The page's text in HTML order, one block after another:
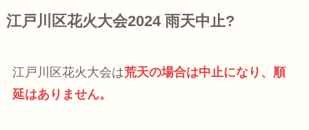
江戸川区花火大会2024 雨天中止?
江戸川区花火大会は荒天の場合は中止になり、順
延はありません。